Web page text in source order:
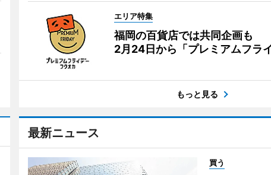
エリア特集
福岡の百貨店では共同企画も
2月24日から「プレミアムフライ
もっと見る
最新ニュース
買う